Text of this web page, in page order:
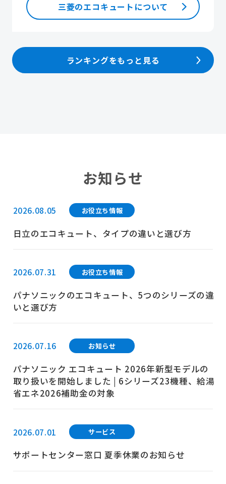
三菱のエコキュートについて
ランキングをもっと見る
お知らせ
2026.08.05 お役立ち情報
日立のエコキュート、タイプの違いと選び方
2026.07.31 お役立ち情報
パナソニックのエコキュート、5つのシリーズの違
いと選び方
2026.07.16 お知らせ
パナソニック エコキュート 2026年新型モデルの
取り扱いを開始しました | 6シリーズ23機種、給湯
省エネ2026補助金の対象
2026.07.01 サービス
サポートセンター窓口 夏季休業のお知らせ